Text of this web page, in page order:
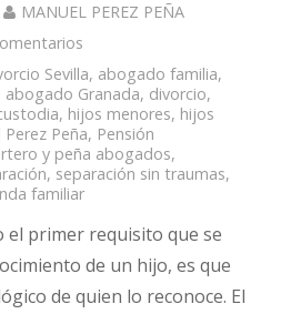
MANUEL PEREZ PEÑA
Sevilla, abogado familia,
abogado Granada, divorcio,
, hijos menores, hijos
Perez Peña, Pensión
y peña abogados,
, separación sin traumas,
familiar
el primer requisito que se
de un hijo, es que
de quien lo reconoce. El